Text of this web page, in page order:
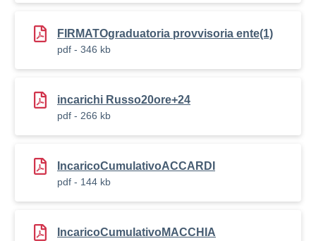
FIRMATOgraduatoria provvisoria ente(1)
pdf - 346 kb
incarichi Russo20ore+24
pdf - 266 kb
IncaricoCumulativoACCARDI
pdf - 144 kb
IncaricoCumulativoMACCHIA